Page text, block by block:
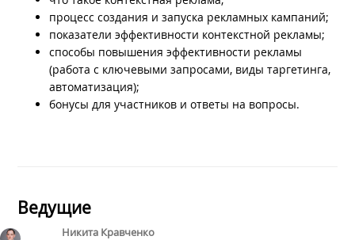
процесс создания и запуска рекламных кампаний;
показатели эффективности контекстной рекламы;
способы повышения эффективности рекламы
(работа с ключевыми запросами, виды таргетинга,
автоматизация);
бонусы для участников и ответы на вопросы.
Ведущие
Никита Кравченко